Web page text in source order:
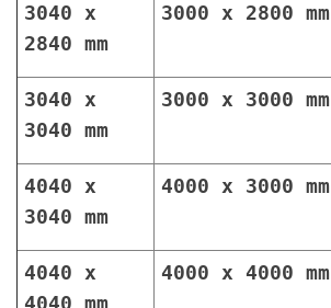
3040 x
2840 mm
3000 x 2800 mm
3040 x
3040 mm
3000 x 3000 mm
4040 x
3040 mm
4000 x 3000 mm
4040 x
4000 x 4000 mm